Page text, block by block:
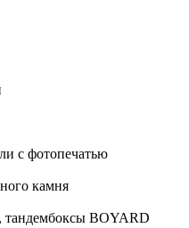
с фотопечатью
камня
BOYARD